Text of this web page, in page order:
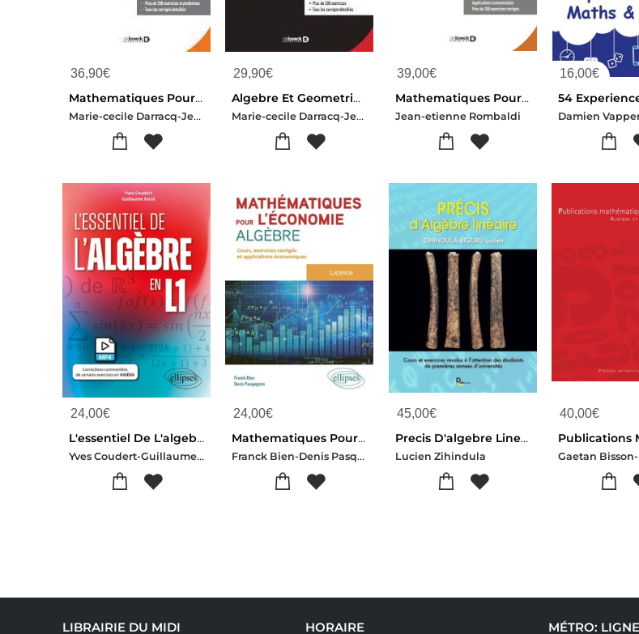
36,90€
Mathematiques Pour Le Capes : Algebre Et Geometrie ; Cours Complet Avec 200 Exercices Et Problemes Corriges
Marie-cecile Darracq-Jean-etienne Rombaldi
29,90€
Algebre Et Geometrie Pour La Licence : Cours Complet Avec 200 Exercices Corriges
Marie-cecile Darracq-Jean-etienne Rombaldi
39,00€
Mathematiques Pour L'agregation ; Algebre Et Geometrie (2e Edition)
Jean-etienne Rombaldi
16,00€
Damien
24,00€
L'essentiel De L'algebre En L1
Yves Coudert-Guillaume Ferre
24,00€
Mathematiques Pour L'economie - Algebre : L Licence : Cours, Exercices Et Applications Economiques Corriges
Franck Bien-Denis Pasquignon
45,00€
Precis D'algebre Lineaire
Lucien Zihindula
40,00€
LIBRAIRIE DU MIDI HORAIRE MÉTRO: